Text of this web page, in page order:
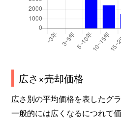
広さ×売却価格
広さ別の平均価格を表したグラ
一般的には広くなるにつれて